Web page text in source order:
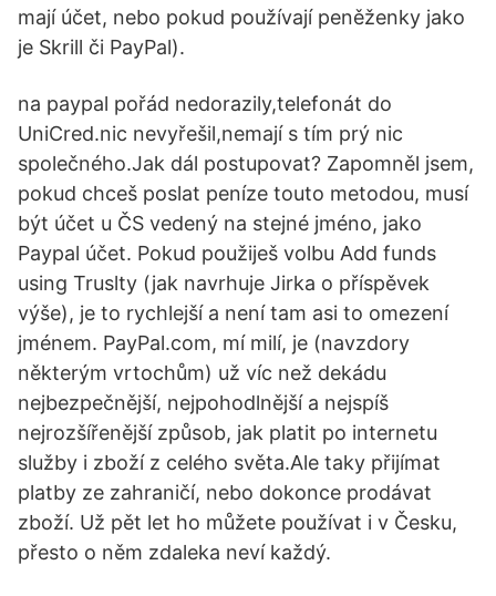
mají účet, nebo pokud používají peněženky jako
je Skrill či PayPal).
na paypal pořád nedorazily,telefonát do
UniCred.nic nevyřešil,nemají s tím prý nic
společného.Jak dál postupovat? Zapomněl jsem,
pokud chceš poslat peníze touto metodou, musí
být účet u ČS vedený na stejné jméno, jako
Paypal účet. Pokud použiješ volbu Add funds
using Truslty (jak navrhuje Jirka o příspěvek
výše), je to rychlejší a není tam asi to omezení
jménem. PayPal.com, mí milí, je (navzdory
některým vrtochům) už víc než dekádu
nejbezpečnější, nejpohodlnější a nejspíš
nejrozšířenější způsob, jak platit po internetu
služby i zboží z celého světa.Ale taky přijímat
platby ze zahraničí, nebo dokonce prodávat
zboží. Už pět let ho můžete používat i v Česku,
přesto o něm zdaleka neví každý.